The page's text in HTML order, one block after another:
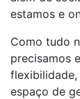
estamos e
Como tudo
precisamos
flexibilidade,
espaço de